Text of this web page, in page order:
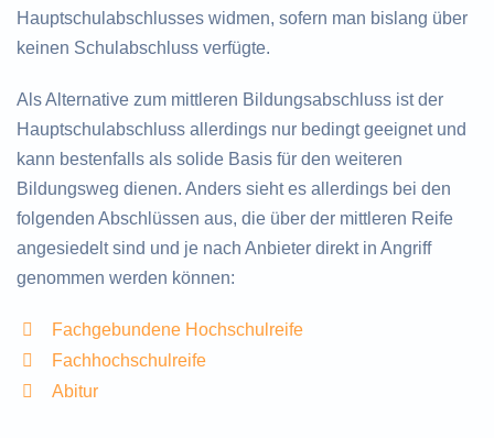
Hauptschulabschlusses widmen, sofern man bislang über
keinen Schulabschluss verfügte.
Als Alternative zum mittleren Bildungsabschluss ist der
Hauptschulabschluss allerdings nur bedingt geeignet und
kann bestenfalls als solide Basis für den weiteren
Bildungsweg dienen. Anders sieht es allerdings bei den
folgenden Abschlüssen aus, die über der mittleren Reife
angesiedelt sind und je nach Anbieter direkt in Angriff
genommen werden können:
Fachgebundene Hochschulreife
Fachhochschulreife
Abitur